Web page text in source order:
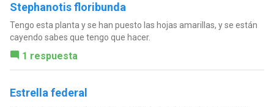
Stephanotis floribunda
Tengo esta planta y se han puesto las hojas amarillas, y se están
cayendo sabes que tengo que hacer.
1 respuesta
Estrella federal